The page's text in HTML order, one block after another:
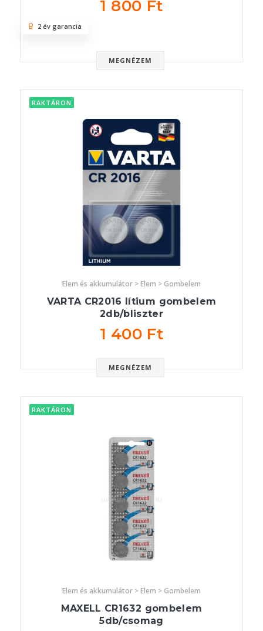
1 800 Ft
MEGNÉZEM
2 év garancia
RAKTÁRON
Elem és akkumulátor > Elem > Gombelem
VARTA CR2016 lítium gombelem
2db/bliszter
1 400 Ft
MEGNÉZEM
RAKTÁRON
Elem és akkumulátor > Elem > Gombelem
MAXELL CR1632 gombelem
5db/csomag